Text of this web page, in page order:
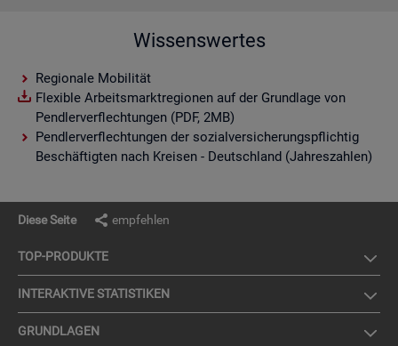
Wissenswertes
Regionale Mobilität
Flexible Arbeitsmarktregionen auf der Grundlage von
Pendlerverflechtungen (PDF, 2MB)
Pendlerverflechtungen der sozialversicherungspflichtig
Beschäftigten nach Kreisen - Deutschland (Jahreszahlen)
Diese Seite empfehlen
TOP-PRO­DUK­TE
IN­TER­AK­TI­VE STA­TIS­TI­KEN
GRUND­LA­GEN